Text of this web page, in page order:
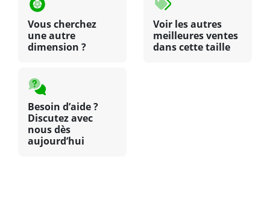
Vous cherchez
une autre
dimension ?
Voir les autres
meilleures ventes
dans cette taille
Besoin d’aide ?
Discutez avec
nous dès
aujourd’hui